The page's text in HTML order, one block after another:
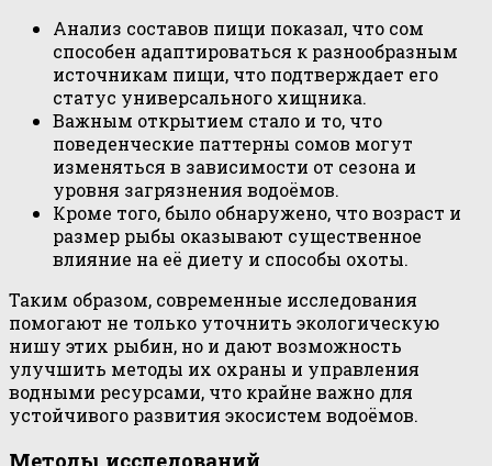
Анализ составов пищи показал, что сом
способен адаптироваться к разнообразным
источникам пищи, что подтверждает его
статус универсального хищника.
Важным открытием стало и то, что
поведенческие паттерны сомов могут
изменяться в зависимости от сезона и
уровня загрязнения водоёмов.
Кроме того, было обнаружено, что возраст и
размер рыбы оказывают существенное
влияние на её диету и способы охоты.
Таким образом, современные исследования
помогают не только уточнить экологическую
нишу этих рыбин, но и дают возможность
улучшить методы их охраны и управления
водными ресурсами, что крайне важно для
устойчивого развития экосистем водоёмов.
Методы исследований